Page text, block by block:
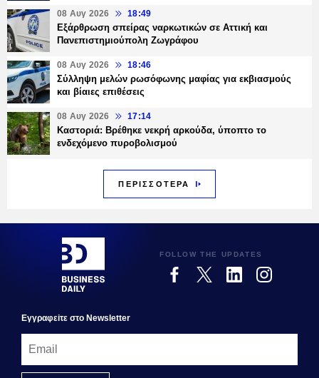
08 Αυγ 2026 18:49
Εξάρθρωση σπείρας ναρκωτικών σε Αττική και
Πανεπιστημιούπολη Ζωγράφου
08 Αυγ 2026 18:46
Σύλληψη μελών ρωσόφωνης μαφίας για εκβιασμούς
και βίαιες επιθέσεις
08 Αυγ 2026 17:14
Καστοριά: Βρέθηκε νεκρή αρκούδα, ύποπτο το
ενδεχόμενο πυροβολισμού
ΠΕΡΙΣΣΟΤΕΡΑ
FOLLOW THE UPDATES
Εγγραφεiτε στο Newsletter